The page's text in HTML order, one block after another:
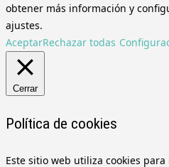
obtener más información y
ajustes.
AceptarRechazar todas
Cerrar
Política de cookies
Este sitio web utiliza cookies